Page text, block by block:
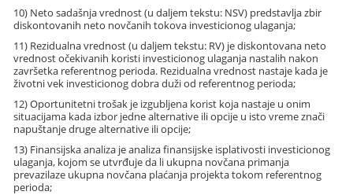
10) Neto sadašnja vrednost (u daljem tekstu: NSV) predstavlja zbir
diskontovanih neto novčanih tokova investicionog ulaganja;
11) Rezidualna vrednost (u daljem tekstu: RV) je diskontovana neto
vrednost očekivanih koristi investicionog ulaganja nastalih nakon
završetka referentnog perioda. Rezidualna vrednost nastaje kada je
životni vek investicionog dobra duži od referentnog perioda;
12) Oportunitetni trošak je izgubljena korist koja nastaje u onim
situacijama kada izbor jedne alternative ili opcije u isto vreme znači
napuštanje druge alternative ili opcije;
13) Finansijska analiza je analiza finansijske isplativosti investicionog
ulaganja, kojom se utvrđuje da li ukupna novčana primanja
prevazilaze ukupna novčana plaćanja projekta tokom referentnog
perioda;